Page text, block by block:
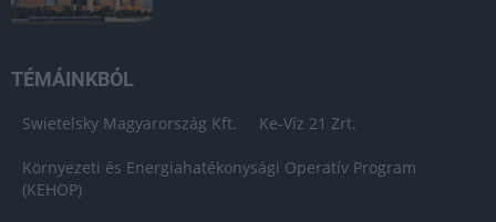
TÉMÁINKBÓL
Swietelsky Magyarország Kft. Ke-Víz 21 Zrt.
Környezeti és Energiahatékonysági Operatív Program
(KEHOP)